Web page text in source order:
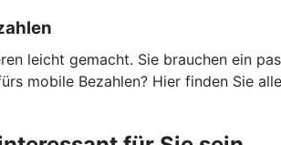
leicht gemacht. Sie brauchen ein
mobile Bezahlen? Hier finden Sie